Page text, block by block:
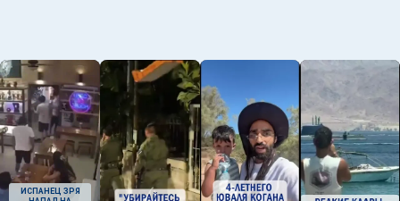
ИСПАНЕЦ ЗРЯ